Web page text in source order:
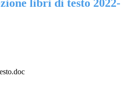
libri di testo 2022-